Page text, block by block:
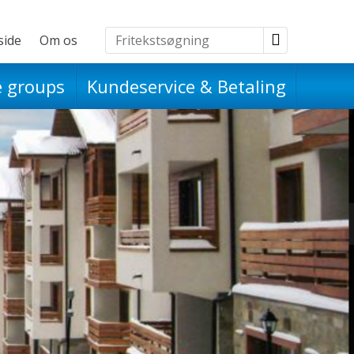
Om os
Udflugter
groups Kundeservice & Betaling